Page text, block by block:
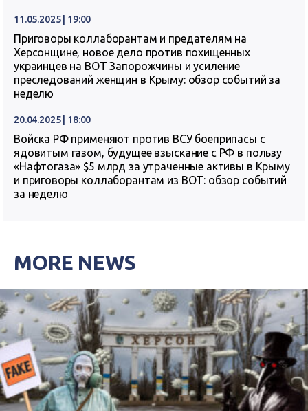
11.05.2025 | 19:00
Приговоры коллаборантам и предателям на
Херсонщине, новое дело против похищенных
украинцев на ВОТ Запорожчины и усиление
преследований женщин в Крыму: обзор событий за
неделю
20.04.2025 | 18:00
Войска РФ применяют против ВСУ боеприпасы с
ядовитым газом, будущее взыскание с РФ в пользу
«Нафтогаза» $5 млрд за утраченные активы в Крыму
и приговоры коллаборантам из ВОТ: обзор событий
за неделю
MORE NEWS